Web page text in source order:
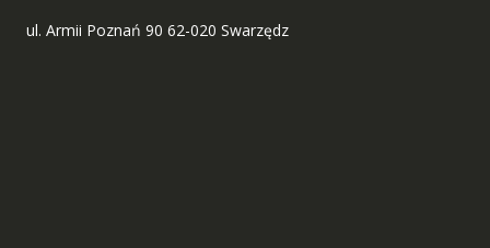
ul. Armii Poznań 90 62-020 Swarzędz